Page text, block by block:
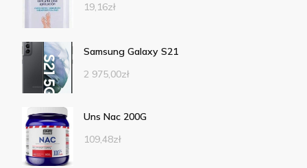
19,16zł
Samsung Galaxy S21
2 975,00zł
Uns Nac 200G
109,48zł